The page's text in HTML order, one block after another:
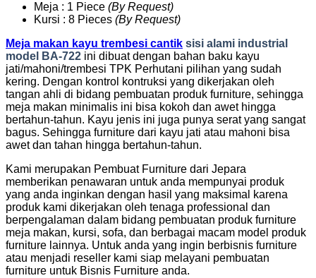
Meja : 1 Piece (By Request)
Kursi : 8 Pieces (By Request)
Meja makan kayu trembesi cantik sisi alami industrial
model BA-722 ini dibuat dengan bahan baku kayu
jati/mahoni/trembesi TPK Perhutani pilihan yang sudah
kering. Dengan kontrol kontruksi yang dikerjakan oleh
tangan ahli di bidang pembuatan produk furniture, sehingga
meja makan minimalis ini bisa kokoh dan awet hingga
bertahun-tahun. Kayu jenis ini juga punya serat yang sangat
bagus. Sehingga furniture dari kayu jati atau mahoni bisa
awet dan tahan hingga bertahun-tahun.
Kami merupakan Pembuat Furniture dari Jepara
memberikan penawaran untuk anda mempunyai produk
yang anda inginkan dengan hasil yang maksimal karena
produk kami dikerjakan oleh tenaga professional dan
berpengalaman dalam bidang pembuatan produk furniture
meja makan, kursi, sofa, dan berbagai macam model produk
furniture lainnya. Untuk anda yang ingin berbisnis furniture
atau menjadi reseller kami siap melayani pembuatan
furniture untuk Bisnis Furniture anda.